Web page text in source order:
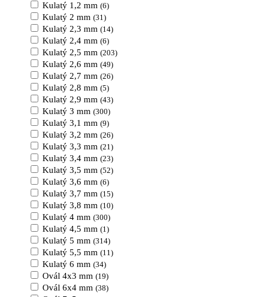
Kulatý 1,2 mm (6)
Kulatý 2 mm (31)
Kulatý 2,3 mm (14)
Kulatý 2,4 mm (6)
Kulatý 2,5 mm (203)
Kulatý 2,6 mm (49)
Kulatý 2,7 mm (26)
Kulatý 2,8 mm (5)
Kulatý 2,9 mm (43)
Kulatý 3 mm (300)
Kulatý 3,1 mm (9)
Kulatý 3,2 mm (26)
Kulatý 3,3 mm (21)
Kulatý 3,4 mm (23)
Kulatý 3,5 mm (52)
Kulatý 3,6 mm (6)
Kulatý 3,7 mm (15)
Kulatý 3,8 mm (10)
Kulatý 4 mm (300)
Kulatý 4,5 mm (1)
Kulatý 5 mm (314)
Kulatý 5,5 mm (11)
Kulatý 6 mm (34)
Ovál 4x3 mm (19)
Ovál 6x4 mm (38)